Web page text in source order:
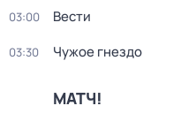
03:00 Вести
03:30 Чужое гнездо
МАТЧ!